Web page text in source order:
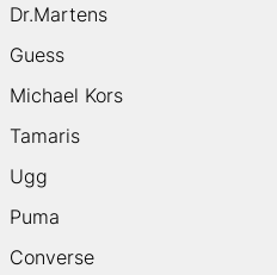
Dr.Martens
Guess
Michael Kors
Tamaris
Ugg
Puma
Converse